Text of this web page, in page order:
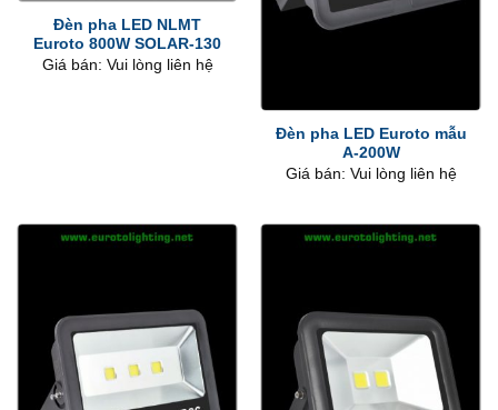
Đèn pha LED NLMT
Euroto 800W SOLAR-130
Giá bán: Vui lòng liên hệ
Đèn pha LED Euroto mẫu
A-200W
Giá bán: Vui lòng liên hệ